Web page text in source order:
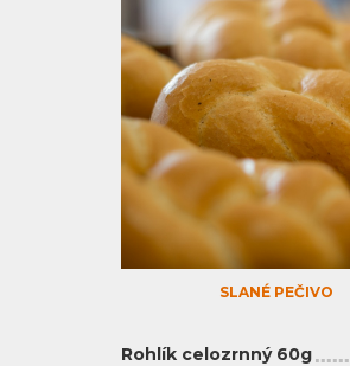
SLANÉ PEČIVO
Rohlík celozrnný 60g